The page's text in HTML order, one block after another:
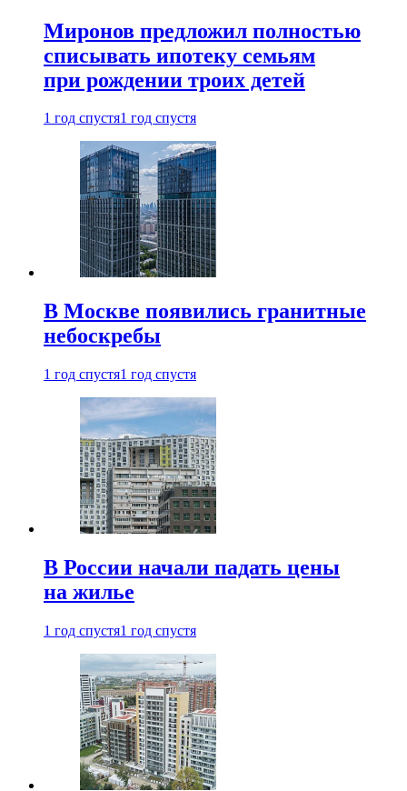
Миронов предложил полностью
списывать ипотеку семьям
при рождении троих детей
1 год спустя1 год спустя
В Москве появились гранитные
небоскребы
1 год спустя1 год спустя
В России начали падать цены
на жилье
1 год спустя1 год спустя